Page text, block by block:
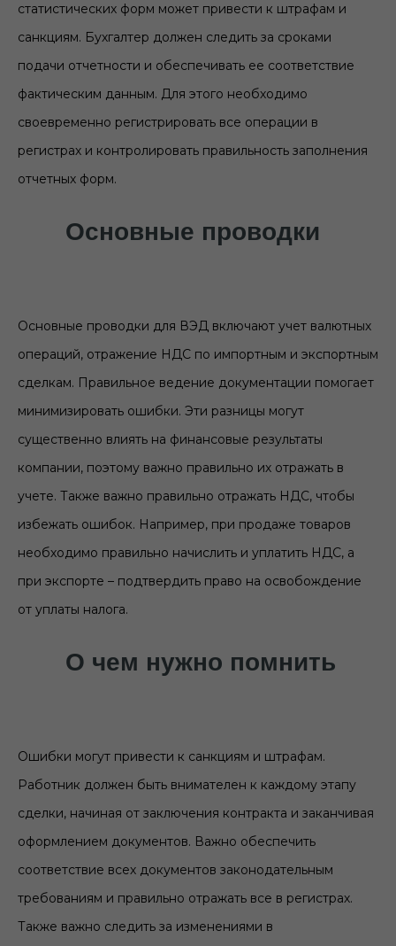
статистических форм может привести к штрафам и
санкциям. Бухгалтер должен следить за сроками
подачи отчетности и обеспечивать ее соответствие
фактическим данным. Для этого необходимо
своевременно регистрировать все операции в
регистрах и контролировать правильность заполнения
отчетных форм.
Основные проводки
Основные проводки для ВЭД включают учет валютных
операций, отражение НДС по импортным и экспортным
сделкам. Правильное ведение документации помогает
минимизировать ошибки. Эти разницы могут
существенно влиять на финансовые результаты
компании, поэтому важно правильно их отражать в
учете. Также важно правильно отражать НДС, чтобы
избежать ошибок. Например, при продаже товаров
необходимо правильно начислить и уплатить НДС, а
при экспорте – подтвердить право на освобождение
от уплаты налога.
О чем нужно помнить
Ошибки могут привести к санкциям и штрафам.
Работник должен быть внимателен к каждому этапу
сделки, начиная от заключения контракта и заканчивая
оформлением документов. Важно обеспечить
соответствие всех документов законодательным
требованиям и правильно отражать все в регистрах.
Также важно следить за изменениями в